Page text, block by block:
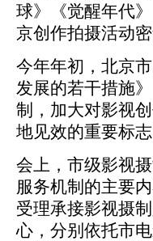
球》《觉醒年代
京创作拍摄活动
今年年初，北京
发展的若干措施
制，加大对影视
地见效的重要标志
会上，市级影视
服务机制的主要
受理承接影视摄
心，分别依托市